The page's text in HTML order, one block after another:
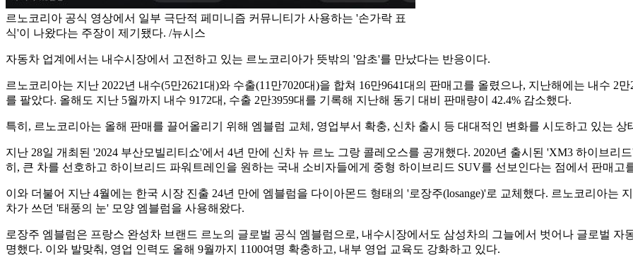
르노코리아 공식 영상에서 일부 극단적 페미니즘 커뮤니티가 사용하는 '손가락 표
식'이 나왔다는 주장이 제기됐다. /뉴시스
자동차 업계에서는 내수시장에서 고전하고 있는 르노코리아가 뜻밖의 '암초'를 만났다는 반응이다.
르노코리아는 지난 2022년 내수(5만2621대)와 수출(11만7020대)을 합쳐 16만9641대의 판매고를 올렸으나, 지난해에는 내수 2
를 팔았다. 올해도 지난 5월까지 내수 9172대, 수출 2만3959대를 기록해 지난해 동기 대비 판매량이 42.4% 감소했다.
특히, 르노코리아는 올해 판매를 끌어올리기 위해 엠블럼 교체, 영업부서 확충, 신차 출시 등 대대적인 변화를 시도하고 있는 상
지난 28일 개최된 '2024 부산모빌리티쇼'에서 4년 만에 신차 뉴 르노 그랑 콜레오스를 공개했다. 2020년 출시된 'XM3 하이브리
히, 큰 차를 선호하고 하이브리드 파워트레인을 원하는 국내 소비자들에게 중형 하이브리드 SUV를 선보인다는 점에서 판매고
이와 더불어 지난 4월에는 한국 시장 진출 24년 만에 엠블럼을 다이아몬드 형태의 '로장주(losange)'로 교체했다. 르노코리아는
차가 쓰던 '태풍의 눈' 모양 엠블럼을 사용해왔다.
로장주 엠블럼은 프랑스 완성차 브랜드 르노의 글로벌 공식 엠블럼으로, 내수시장에서도 삼성차의 그늘에서 벗어나 글로벌
명했다. 이와 발맞춰, 영업 인력도 올해 9월까지 1100여명 확충하고, 내부 영업 교육도 강화하고 있다.